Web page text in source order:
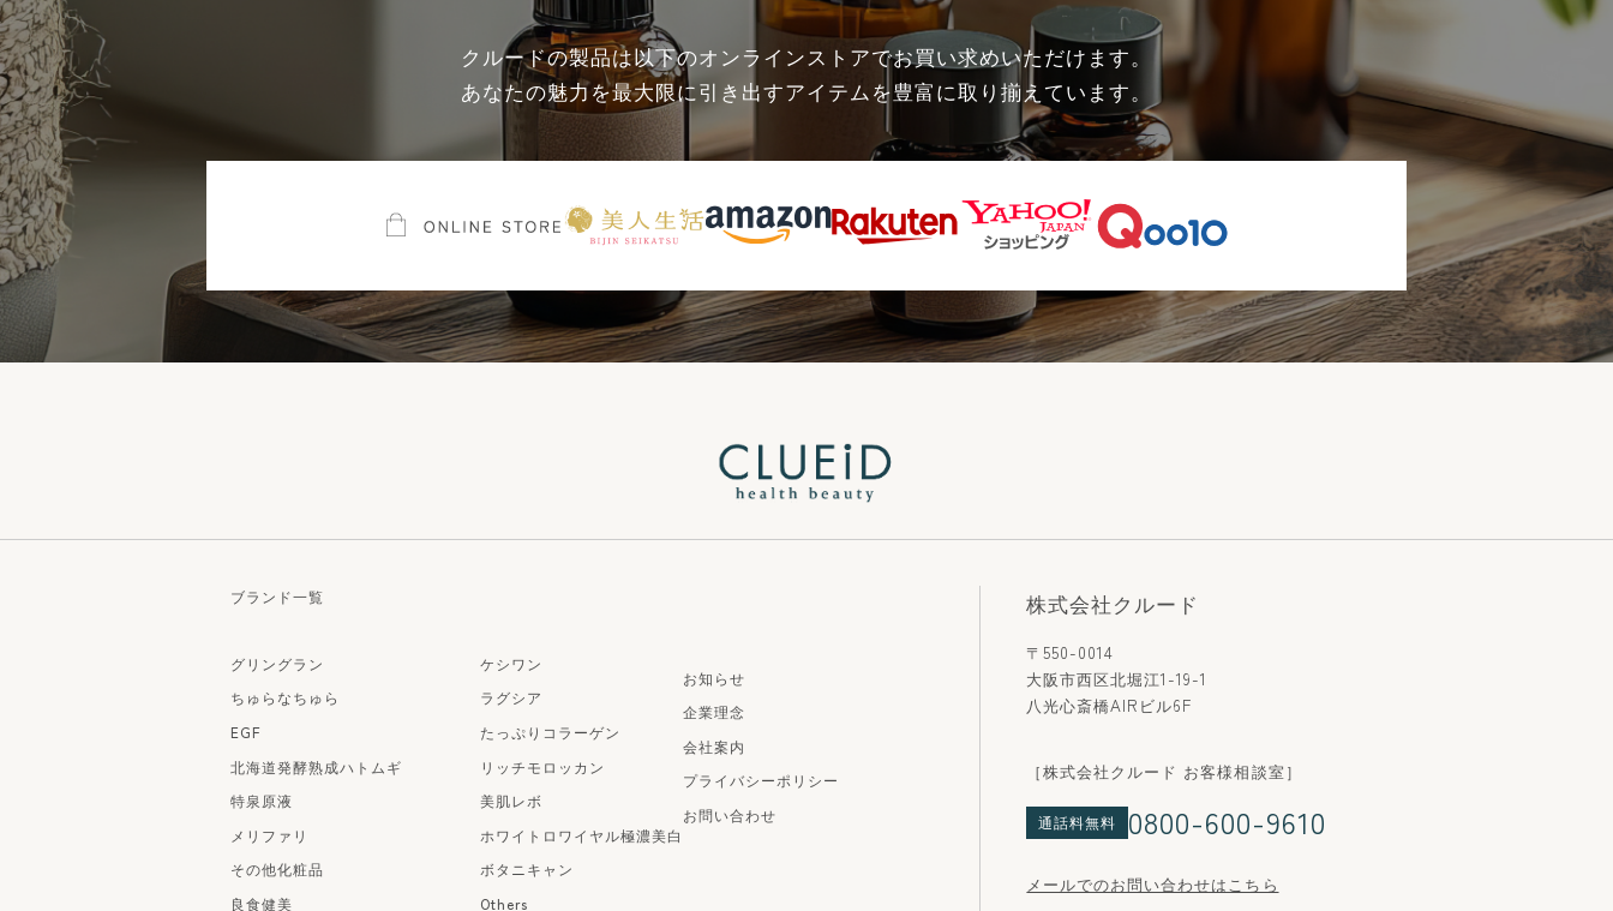
クルードの製品は以下のオンラインストアでお買い求めいただけます。
あなたの魅力を最大限に引き出すアイテムを豊富に取り揃えています。
ブランド一覧
グリングラン
ケシワン
ちゅらなちゅら
ラグシア
EGF
たっぷりコラーゲン
北海道発酵熟成ハトムギ
リッチモロッカン
特泉原液
美肌レボ
メリファリ
ホワイトロワイヤル極濃美白
その他化粧品
ボタニキャン
良食健美
Others
お知らせ
企業理念
会社案内
プライバシーポリシー
お問い合わせ
株式会社クルード
〒550-0014
大阪市西区北堀江1-19-1
八光心斎橋AIRビル6F
［株式会社クルード お客様相談室］
通話料無料 0800-600-9610
メールでのお問い合わせはこちら